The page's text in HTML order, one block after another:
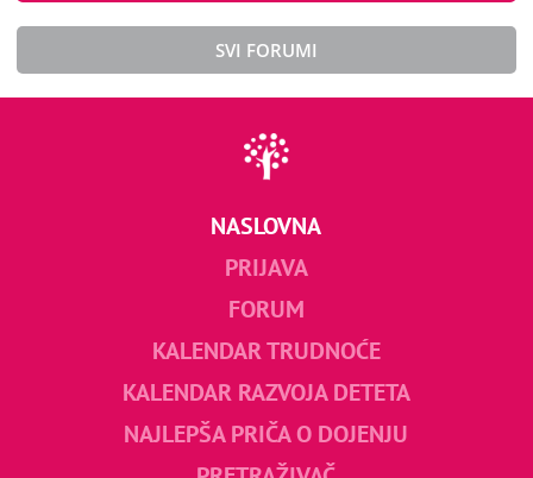
SVI FORUMI
NASLOVNA
PRIJAVA
FORUM
KALENDAR TRUDNOĆE
KALENDAR RAZVOJA DETETA
NAJLEPŠA PRIČA O DOJENJU